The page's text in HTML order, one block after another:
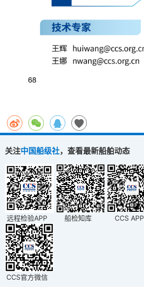
关注中国船级社，查看最新船舶动态
远程检验APP 船检知库 CCS APP
CCS官方微信